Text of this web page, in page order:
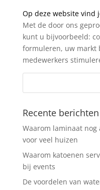
Op deze website vind
Met de door ons
kunt u bijvoorbeeld:
formuleren, uw markt
medewerkers
Recente berichten
Waarom laminaat
voor veel huizen
Waarom katoenen
bij events
De voordelen van